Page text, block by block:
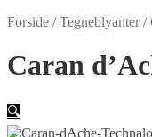
Forside /Tegneblyanter/
Caran
🔍